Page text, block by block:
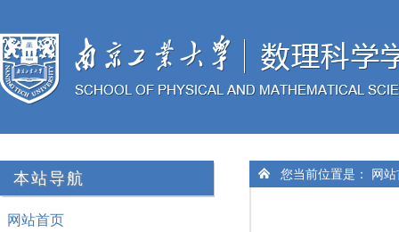
本站导航
网站首页
您当前位置是： 网